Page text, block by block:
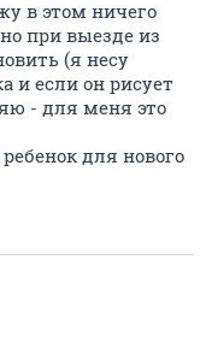
в этом ничего
при выезде из
(я несу
и если он рисует
- для меня это
для нового